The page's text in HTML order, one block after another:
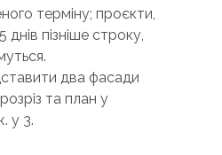
терміну; проєкти,
днів пізніше строку,
два фасади
та план у
у 3.